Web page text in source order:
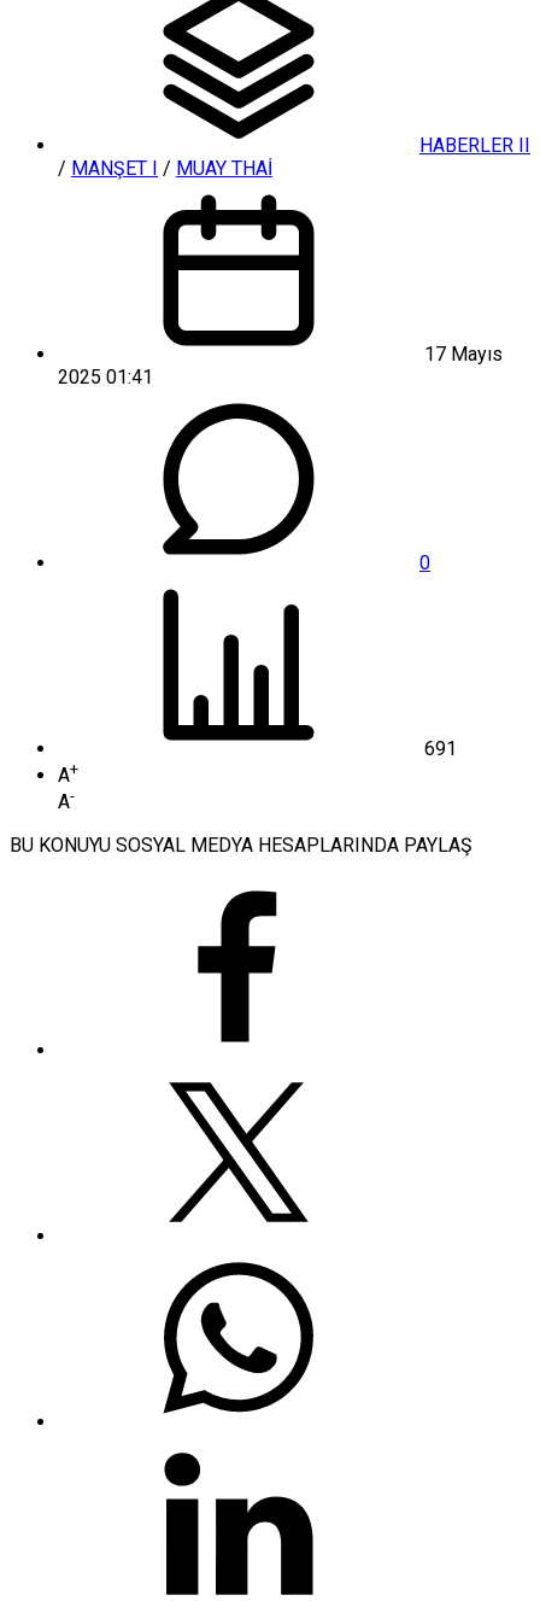
HABERLER II
/ MANŞET I / MUAY THAİ
17 Mayıs
2025 01:41
0
691
A+
A-
BU KONUYU SOSYAL MEDYA HESAPLARINDA PAYLAŞ